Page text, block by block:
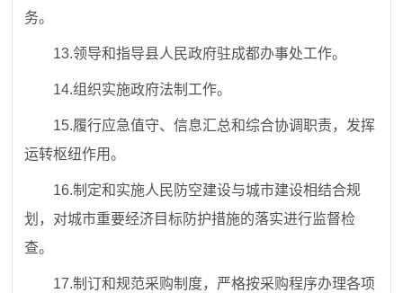
务。
13.领导和指导县人民政府驻成都办事处工作。
14.组织实施政府法制工作。
15.履行应急值守、信息汇总和综合协调职责，发挥
运转枢纽作用。
16.制定和实施人民防空建设与城市建设相结合规
划，对城市重要经济目标防护措施的落实进行监督检
查。
17.制订和规范采购制度，严格按采购程序办理各项